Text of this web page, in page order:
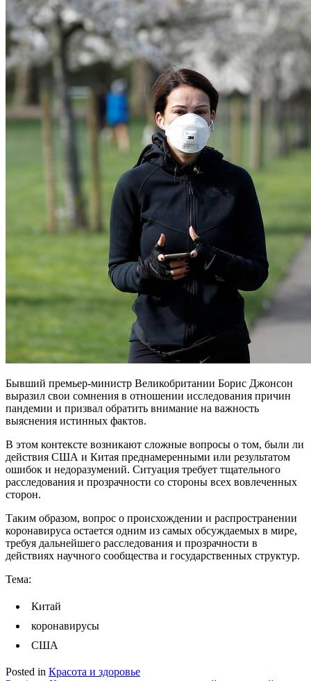
Бывший премьер-министр Великобритании Борис Джонсон
выразил свои сомнения в отношении исследования причин
пандемии и призвал обратить внимание на важность
выяснения истинных фактов.
В этом контексте возникают сложные вопросы о том, были ли
действия США и Китая преднамеренными или результатом
ошибок и недоразумений. Ситуация требует тщательного
расследования и прозрачности со стороны всех вовлеченных
сторон.
Таким образом, вопрос о происхождении и распространении
коронавируса остается одним из самых обсуждаемых в мире,
требуя дальнейшего расследования и прозрачности в
действиях научного сообщества и государственных структур.
Тема:
Китай
коронавирусы
США
Posted in Красота и здоровье